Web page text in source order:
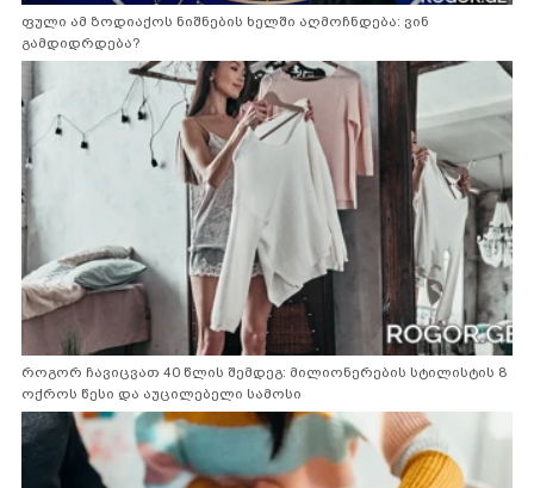
ფული ამ ზოდიაქოს ნიშნების ხელში აღმოჩნდება: ვინ
გამდიდრდება?
როგორ ჩავიცვათ 40 წლის შემდეგ: მილიონერების სტილისტის 8
ოქროს წესი და აუცილებელი სამოსი